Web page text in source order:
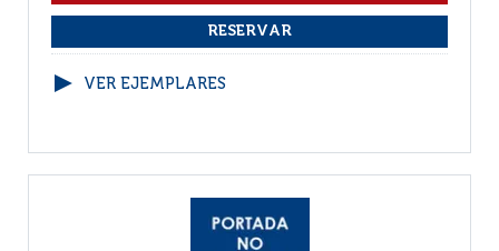
VER EJEMPLARES